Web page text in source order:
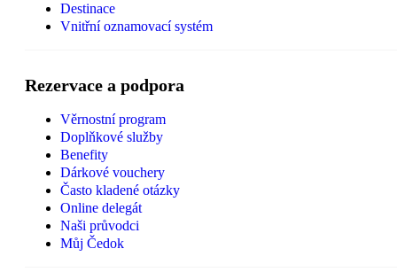
Destinace
Vnitřní oznamovací systém
Rezervace a podpora
Věrnostní program
Doplňkové služby
Benefity
Dárkové vouchery
Často kladené otázky
Online delegát
Naši průvodci
Můj Čedok